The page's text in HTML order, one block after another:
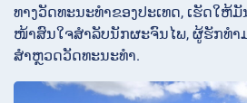
ທາງວັດທະນະທຳຂອງປະເທດ, ເຮັດໃຫ້
ໜ້າສົນໃຈສຳລັບນັກຜະຈົນໄພ, ຜູ້ຮັກທຳ
ສຳຫຼວດວັດທະນະທຳ.